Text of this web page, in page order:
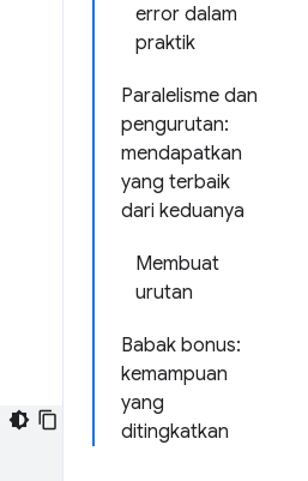
error dalam
praktik
Paralelisme dan
pengurutan:
mendapatkan
yang terbaik
dari keduanya
Membuat
urutan
Babak bonus:
kemampuan
yang
ditingkatkan